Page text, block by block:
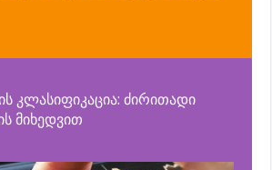
კლასიფიკაცია: ძირითადი
მიხედვით